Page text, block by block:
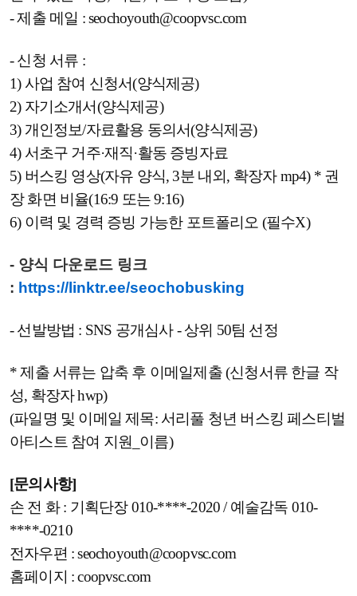
- 제출 메일 : seochoyouth@coopvsc.com
- 신청 서류 :
1) 사업 참여 신청서(양식제공)
2) 자기소개서(양식제공)
3) 개인정보/자료활용 동의서(양식제공)
4) 서초구 거주·재직·활동 증빙자료
5) 버스킹 영상(자유 양식, 3분 내외, 확장자 mp4) * 권
장 화면 비율(16:9 또는 9:16)
6) 이력 및 경력 증빙 가능한 포트폴리오 (필수X)
- 양식 다운로드 링크
: https://linktr.ee/seochobusking
- 선발방법 : SNS 공개심사 - 상위 50팀 선정
* 제출 서류는 압축 후 이메일제출 (신청서류 한글 작
성, 확장자 hwp)
(파일명 및 이메일 제목: 서리풀 청년 버스킹 페스티벌
아티스트 참여 지원_이름)
[문의사항]
손 전 화 : 기획단장 010-****-2020 / 예술감독 010-
****-0210
전자우편 : seochoyouth@coopvsc.com
홈페이지 : coopvsc.com